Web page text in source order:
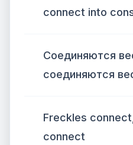
connect into
Соединяются
соединяются
Freckles
connect